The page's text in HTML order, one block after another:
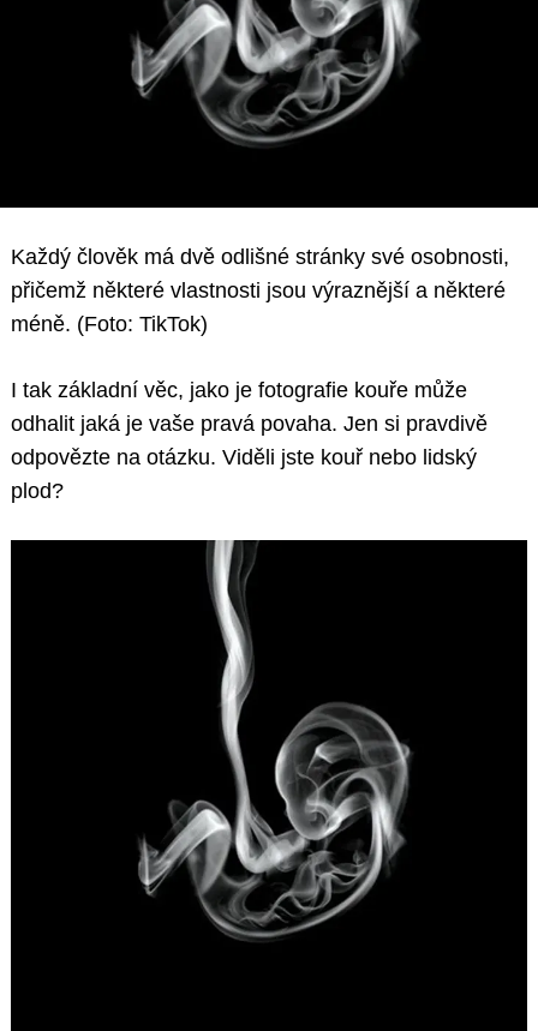
Každý člověk má dvě odlišné stránky své osobnosti,
přičemž některé vlastnosti jsou výraznější a některé
méně. (Foto: TikTok)
I tak základní věc, jako je fotografie kouře může
odhalit jaká je vaše pravá povaha. Jen si pravdivě
odpovězte na otázku. Viděli jste kouř nebo lidský
plod?